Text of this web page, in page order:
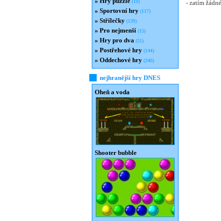
(10)
» Sportovní hry (117)
» Střílečky (139)
» Pro nejmenší (15)
» Hry pro dva (51)
» Postřehové hry (144)
» Oddechové hry (240)
nejhranější hry DNES
Oheň a voda
Shooter bubble
- zatím